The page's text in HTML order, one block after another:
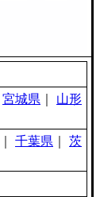
宮城県
山形
千葉県
茨